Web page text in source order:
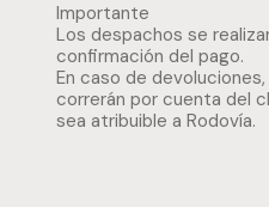
Importante
Los despachos se
confirmación del pago.
En caso de
correrán por cuenta del
sea atribuible a Rodovía.